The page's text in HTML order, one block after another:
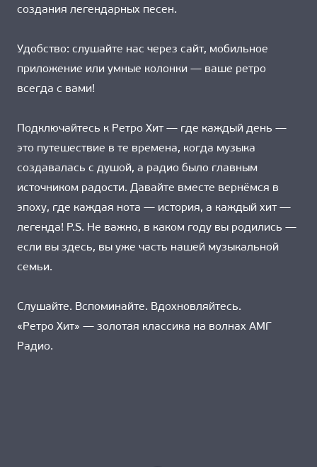
создания легендарных песен.
Удобство: слушайте нас через сайт, мобильное
приложение или умные колонки — ваше ретро
всегда с вами!
Подключайтесь к Ретро Хит — где каждый день —
это путешествие в те времена, когда музыка
создавалась с душой, а радио было главным
источником радости. Давайте вместе вернёмся в
эпоху, где каждая нота — история, а каждый хит —
легенда! P.S. Не важно, в каком году вы родились —
если вы здесь, вы уже часть нашей музыкальной
семьи.
Слушайте. Вспоминайте. Вдохновляйтесь.
«Ретро Хит» — золотая классика на волнах АМГ
Радио.